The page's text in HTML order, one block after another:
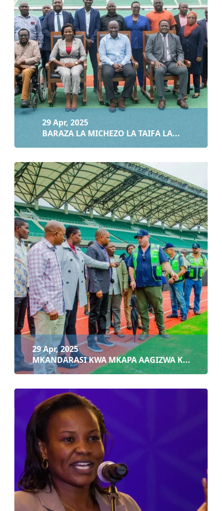
29 Apr, 2025
TENGA : NGUVU YENU IPO KWENYE USHIRIKIAN...
Soma zaidi
29 Apr, 2025
BARAZA LA MICHEZO LA TAIFA LA 15
Soma zaidi
29 Apr, 2025
BARAZA LA MICHEZO LA TAIFA LA...
29 Apr, 2025
MKANDARASI KWA MKAPA AAGIZWA
KUKAMILISHA...
Soma zaidi
29 Apr, 2025
MKANDARASI KWA MKAPA AAGIZWA K...